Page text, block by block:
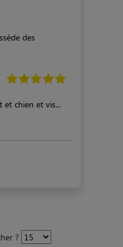
des
et chien et vis...
?